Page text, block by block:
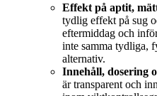
Effekt på aptit,
tydlig effekt på sug
eftermiddag och
inte samma tydliga,
alternativ.
Innehåll, dosering
är transparent och